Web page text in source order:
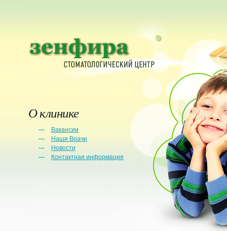
О клинике
Вакансии
Наши Врачи
Новости
Контактная информация